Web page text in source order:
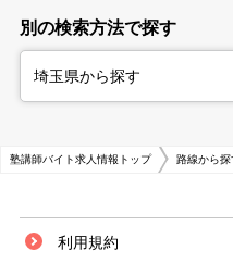
別の検索方法で探す
埼玉県から探す
塾講師バイト求人情報トップ 路線から探
東浦和駅について 東浦和駅の紹介
利用規約